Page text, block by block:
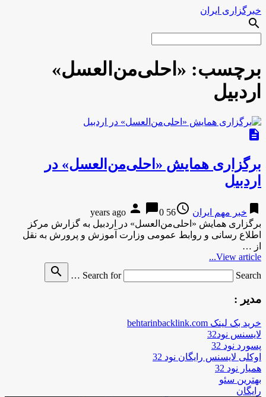
خبرگزاری ایران
search
برچسب: «احلی‌من‌العسل»
اردبیل
description
برگزاری همایش «احلی‌من‌العسل» در
اردبیل
bookmark خبر مهم ایران access_time
56 years ago
person chat_bubble0
برگزاری همایش «احلی‌من‌العسل» در اردبیل به گزارش مرکز
اطلاع رسانی و روابط عمومی وزارت آموزش و پرورش به نقل
از …
View article...
Search for
Search …
search
مدیر :
خرید بک لینک behtarinbacklink.com
لایسنس نود32
پسورد نود 32
اوکلی لایسنس رایگان نود 32
همیار نود 32
بهترین سئو
رایگان